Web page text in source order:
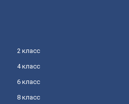
2 класс
4 класс
6 класс
8 класс